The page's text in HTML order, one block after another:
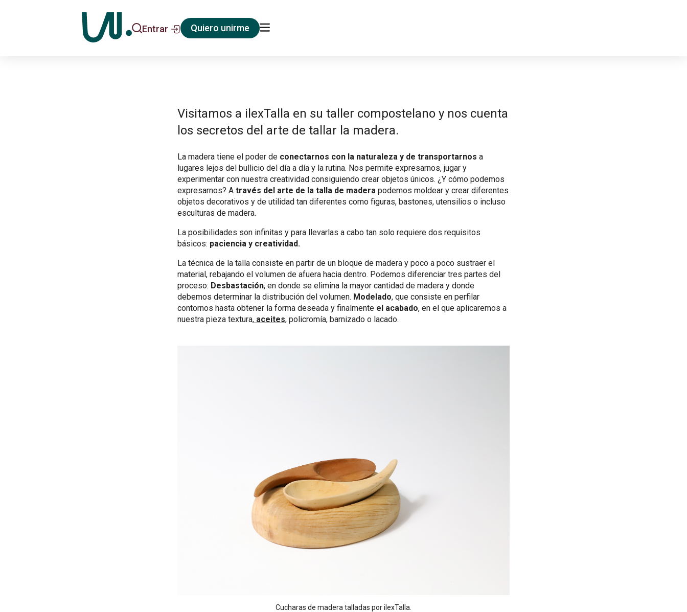
Entrar Quiero unirme
Visitamos a ilexTalla en su taller compostelano y nos cuenta
los secretos del arte de tallar la madera.
La madera tiene el poder de conectarnos con la naturaleza y de transportarnos a
lugares lejos del bullicio del día a día y la rutina. Nos permite expresarnos, jugar y
experimentar con nuestra creatividad consiguiendo crear objetos únicos. ¿Y cómo podemos
expresarnos? A través del arte de la talla de madera podemos moldear y crear diferentes
objetos decorativos y de utilidad tan diferentes como figuras, bastones, utensilios o incluso
esculturas de madera.
La posibilidades son infinitas y para llevarlas a cabo tan solo requiere dos requisitos
básicos: paciencia y creatividad.
La técnica de la talla consiste en partir de un bloque de madera y poco a poco sustraer el
material, rebajando el volumen de afuera hacia dentro. Podemos diferenciar tres partes del
proceso: Desbastación, en donde se elimina la mayor cantidad de madera y donde
debemos determinar la distribución del volumen. Modelado, que consiste en perfilar
contornos hasta obtener la forma deseada y finalmente el acabado, en el que aplicaremos a
nuestra pieza textura, aceites, policromía, barnizado o lacado.
Cucharas de madera talladas por ilexTalla.